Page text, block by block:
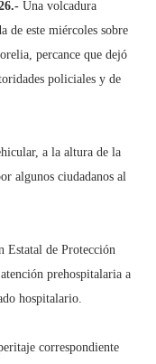
Una volcadura
de este miércoles sobre
percance que dejó
policiales y de
a la altura de la
algunos ciudadanos al
Estatal de Protección
prehospitalaria a
hospitalario.
correspondiente